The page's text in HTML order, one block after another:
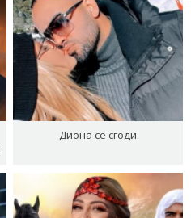
Диона се сгоди